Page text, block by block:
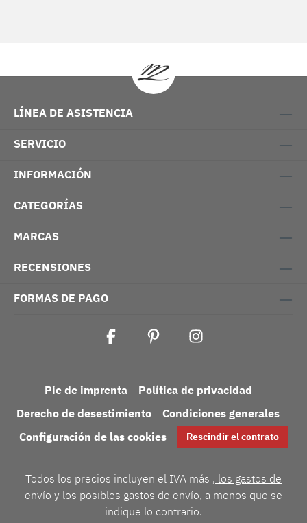
LÍNEA DE ASISTENCIA
SERVICIO
INFORMACIÓN
CATEGORÍAS
MARCAS
RECENSIONES
FORMAS DE PAGO
Pie de imprenta
Política de privacidad
Derecho de desestimiento
Condiciones generales
Configuración de las cookies
Rescindir el contrato
Todos los precios incluyen el IVA más , los gastos de
envío y los posibles gastos de envío, a menos que se
indique lo contrario.